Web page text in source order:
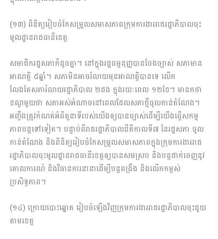
(១៣) ពិនិត្យរៀបចំកែសម្រួលសមាសភាពក្រុមការងាររាជរដ្ឋាភិបាលចុះ
មូលដ្ឋានរាជធានីខេត្ត
សមាជិករដ្ឋសភាក៏ដូចគ្នា។ នៅក្នុងរដ្ឋធម្មនុញ្ញបានចែងច្បាស់ សភាមាន
អាណត្តិ ៥ឆ្នាំ។ សភាមិនអាចរំលាយមុនអាណត្តិបានទេ លើក
លែងតែសភារំលាយរដ្ឋាភិបាល ២ដង ក្នុងរយៈពេល ១២ខែ។ មានកថា
ខណ្ឌមួយថា សភាអស់អំណាចនៅពេលដែលសភាថ្មីចូលកាន់តំណែង។
អញ្ចឹងត្រូវកំណត់អំពីតួនាទីរបស់យើងឲ្យបានច្បាស់ដើម្បីយើងធ្វើសកម្ម
ភាពបន្តទៅទៀត។ បន្ទាប់ពីរាជរដ្ឋាភិបាលនីតិកាលទី៧ នៃរដ្ឋសភា ចូល
កាន់តំណែង និងពិនិត្យរៀបចំកែសម្រួលសមាសភាពក្នុងក្រុមការងាររាជ
រដ្ឋាភិបាលចុះមូលដ្ឋានរាជធានីខេត្តឲ្យបានសមស្រប និងបន្តដាក់ចេញនូវ
គោលការណ៍ និងវិធានការនានាដើម្បីបន្តពង្រឹង និងលើកកម្ពស់
ប្រសិទ្ធភាព។
(១៤) ក្រោយបោះឆ្នោត រៀបចំឡើងវិញក្រុមការងាររាជរដ្ឋាភិបាលចុះជួយ
តាមខេត្ត